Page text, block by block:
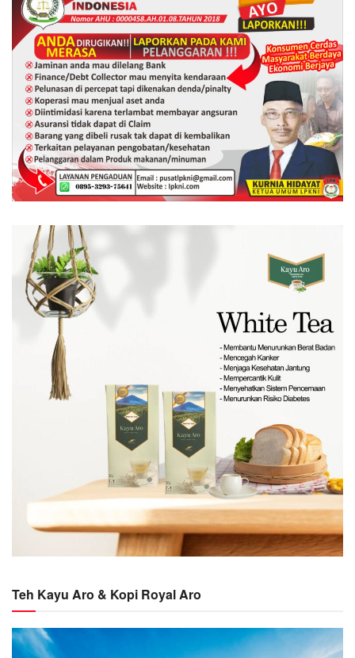
Teh Kayu Aro & Kopi Royal Aro